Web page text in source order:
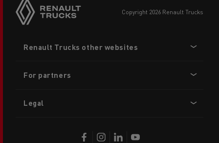
copyright 2026 Renault Trucks
menu
Renault Trucks other websites
For partners
Legal